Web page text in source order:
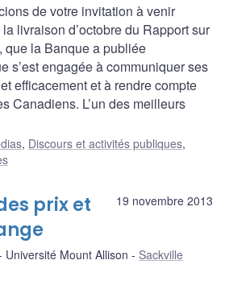
de votre invitation à venir
livraison d’octobre du Rapport sur
que la Banque a publiée
s’est engagée à communiquer ses
efficacement et à rendre compte
Canadiens. L’un des meilleurs
, Discours et activités publiques,
19 novembre 2013
prix et
Université Mount Allison
Sackville